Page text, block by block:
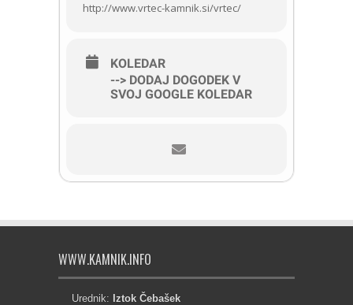
http://www.vrtec-kamnik.si/vrtec/
KOLEDAR
--> DODAJ DOGODEK V
SVOJ GOOGLE KOLEDAR
WWW.KAMNIK.INFO
Urednik: Iztok Čebašek